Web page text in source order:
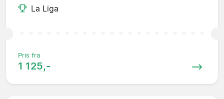
La Liga
Pris fra
1 125,-